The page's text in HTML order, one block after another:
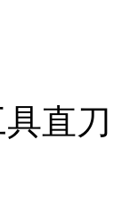
具直刀